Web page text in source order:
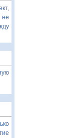
не